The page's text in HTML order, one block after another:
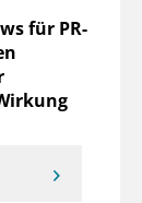
für PR-